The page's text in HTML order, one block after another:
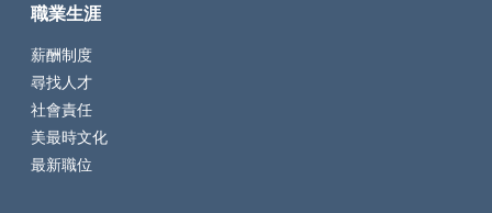
職業生涯
薪酬制度
尋找人才
社會責任
美最時文化
最新職位